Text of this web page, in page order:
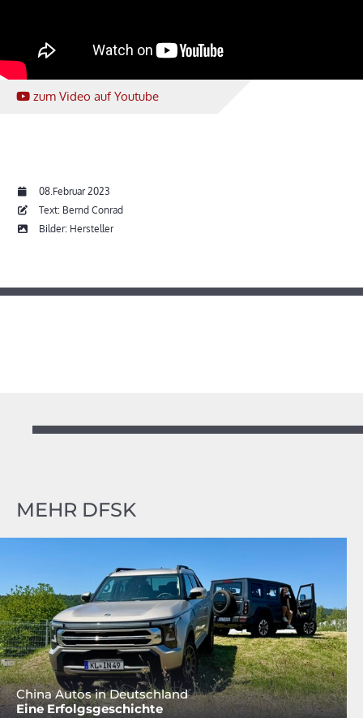
zum Video auf Youtube
08.Februar 2023
Text: Bernd Conrad
Bilder: Hersteller
MEHR DFSK
China Autos in Deutschland
Eine Erfolgsgeschichte